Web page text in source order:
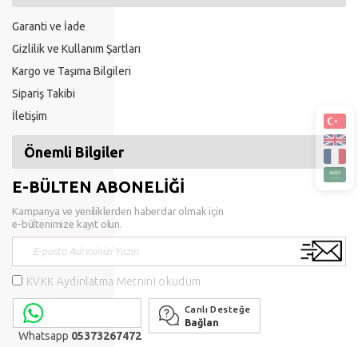
Garanti ve İade
Gizlilik ve Kullanım Şartları
Kargo ve Taşıma Bilgileri
Sipariş Takibi
İletişim
Önemli Bilgiler
E-BÜLTEN ABONELİĞİ
Kampanya ve yeniliklerden haberdar olmak için
e-bültenimize kayıt olun.
KVKK Aydınlatma Metnini okudum
Whatsapp 05373267472
Canlı Desteğe
Bağlan